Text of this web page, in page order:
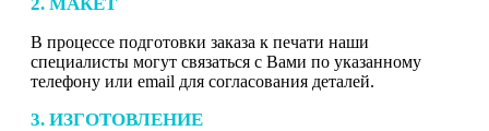
В процессе подготовки заказа к печати наши
специалисты могут связаться с Вами по указанному
телефону или email для согласования деталей.
3. ИЗГОТОВЛЕНИЕ